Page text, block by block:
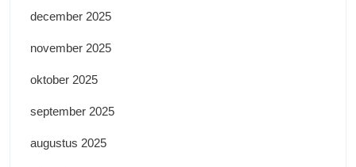
december 2025
november 2025
oktober 2025
september 2025
augustus 2025